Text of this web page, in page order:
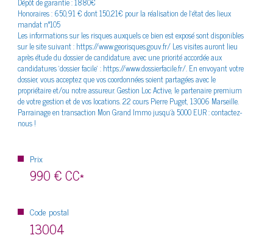
Honoraires : 650,91 € dont 150,21€ pour la réalisation de l'état des lieux
mandat n°105
Les informations sur les risques auxquels ce bien est exposé sont disponibles
sur le site suivant : https://www.georisques.gouv.fr/ Les visites auront lieu
après étude du dossier de candidature, avec une priorité accordée aux
candidatures 'dossier facile' : https://www.dossierfacile.fr/. En envoyant votre
dossier, vous acceptez que vos coordonnées soient partagées avec le
propriétaire et/ou notre assureur. Gestion Loc Active, le partenaire premium
de votre gestion et de vos locations. 22 cours Pierre Puget, 13006 Marseille.
Parrainage en transaction Mon Grand Immo jusqu'à 5000 EUR : contactez-
nous !
Prix
990 €CC*
Code postal
13004